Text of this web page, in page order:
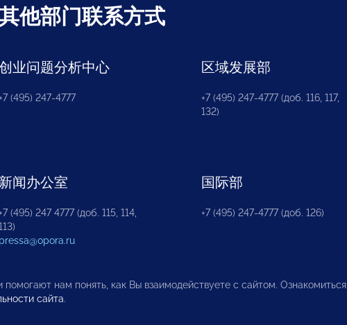
他部门联系方式
业问题分析中心
(495) 247-4777
区域发展部
+7 (495) 247-4777 (доб. 116, 117,
132)
新闻办公室
(495) 247 4777 (доб. 115, 114,
pressa@opora.ru
国际部
+7 (495) 247-4777 (доб. 126)
нам понять, как Вы взаимодействуете с сайтом. Ознакомиться
сайта.